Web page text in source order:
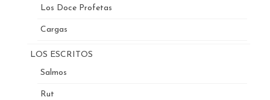
Los Doce Profetas
Cargas
LOS ESCRITOS
Salmos
Rut